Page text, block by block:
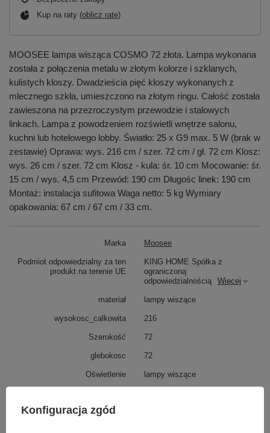
Kup na raty (oblicz ratę)
MOOSEE lampa wisząca COSMO 72 złota. Lampa wykonana
została z połączenia metalu w złotym kolorze i szklanych,
kulistych kloszy. Dwadzieścia pięć kloszy wykonanych z
mlecznego szkła, umieszczono na złotym ringu. Całość została
zawieszona na przezroczystym przewodzie i stalowych
linkach. Lampa z powodzeniem rozświetli wnętrze salonu,
kuchni lub hotelowego lobby. Światło: 25 x G9 max. 5 W (brak w
zestawie) Oprawa: wys. 216 cm / szer. 72 cm / gł. 72 cm Klosz:
wys. 26 cm / szer. 72 cm Klosz - kula: śr. 10 cm Mocowanie: śr.
15 cm / wys. 4,5 cm Przewód: 190 cm Długośc linek: 190 cm
Montaż: instalacja sufitowa Waga netto: 5 kg Wymiary
opakowania: 67 cm / 67 cm / 33 cm.
Marka Moosee
Podmiot odpowiedzialny za ten
produkt na terenie UE
KING HOME Spółka z
ograniczoną
odpowiedzialnością
Więcej
materiał lampy wiszące
wysokosc_calkowita 216
Szerokość 72
glebokosc 72
Oświetlenie lampy wiszące
Materiał, wykonanie:
Konfiguracja zgód